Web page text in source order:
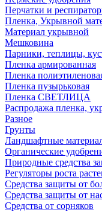
Перчатки и
Пленка, Укрывной
Материал укрывной
Мешковина
Парники, теплицы,
Пленка армированная
Пленка
Пленка пузырьковая
Пленка СВЕТЛИЦА
Распродажа пленка,
Разное
Грунты
Ландшафтные
Органические
Природные средства
Регуляторы роста
Средства защиты от
Средства защиты от
Средства от сорняков